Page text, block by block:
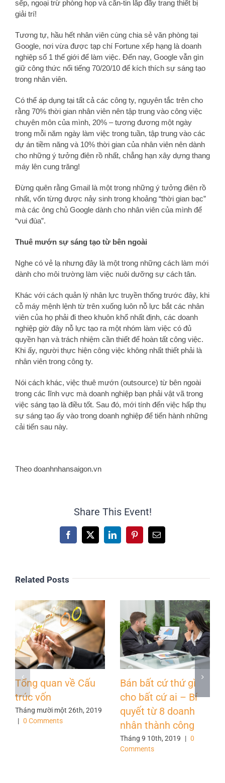
sếp, ngoại trừ phòng họp và căn-tin lắp đầy trang thiết bị
giải trí!
Tương tự, hầu hết nhân viên cùng chia sẻ văn phòng tại
Google, nơi vừa được tạp chí Fortune xếp hạng là doanh
nghiệp số 1 thế giới để làm việc. Đến nay, Google vẫn gìn
giữ công thức nổi tiếng 70/20/10 để kích thích sự sáng tạo
trong nhân viên.
Có thể áp dụng tại tất cả các công ty, nguyên tắc trên cho
rằng 70% thời gian nhân viên nên tập trung vào công việc
chuyên môn của mình, 20% – tương đương một ngày
trong mỗi năm ngày làm việc trong tuần, tập trung vào các
dự án tiềm năng và 10% thời gian của nhân viên nên dành
cho những ý tưởng điên rồ nhất, chẳng hạn xây dựng thang
máy lên cung trăng!
Đừng quên rằng Gmail là một trong những ý tưởng điên rồ
nhất, vốn từng được nảy sinh trong khoảng “thời gian bạc”
mà các ông chủ Google dành cho nhân viên của mình để
“vui đùa”.
Thuê mướn sự sáng tạo từ bên ngoài
Nghe có vẻ lạ nhưng đây là một trong những cách làm mới
dành cho môi trường làm việc nuôi dưỡng sự cách tân.
Khác với cách quản lý nhân lực truyền thống trước đây, khi
cỗ máy mệnh lệnh từ trên xuống luôn nỗ lực bắt các nhân
viên của họ phải đi theo khuôn khổ nhất định, các doanh
nghiệp giờ đây nỗ lực tạo ra một nhóm làm việc có đủ
quyền hạn và trách nhiệm cần thiết để hoàn tất công việc.
Khi ấy, người thực hiện công việc không nhất thiết phải là
nhân viên trong công ty.
Nói cách khác, việc thuê mướn (outsource) từ bên ngoài
trong các lĩnh vực mà doanh nghiệp bạn phải vật vã trong
việc sáng tạo là điều tốt. Sau đó, mới tính đến việc hấp thụ
sự sáng tạo ấy vào trong doanh nghiệp để tiến hành những
cải tiến sau này.
Theo doanhnhansaigon.vn
Share This Event!
Facebook
X LinkedInPinterestEmail
Related Posts
Tổng quan về Cấu
trúc vốn
Tháng mười một 26th, 2019
| 0 Comments
Bán bất cứ thứ gì
cho bất cứ ai – Bí
quyết từ 8 doanh
nhân thành công
Tháng 9 10th, 2019 | 0
Comments